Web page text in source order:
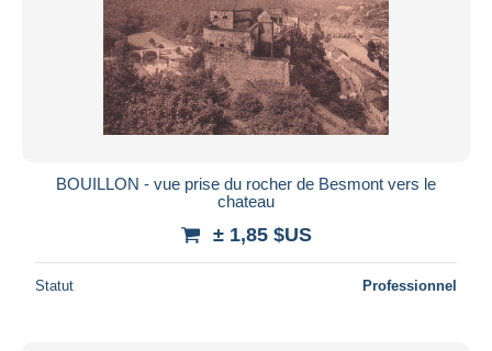
BOUILLON - vue prise du rocher de Besmont vers le
chateau
± 1,85 $US
Statut Professionnel